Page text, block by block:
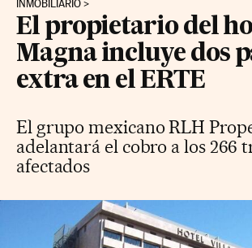
INMOBILIARIO
El propietario del
Magna incluye dos
extra en el ERTE
El grupo mexicano RLH
adelantará el cobro a los 266
afectados